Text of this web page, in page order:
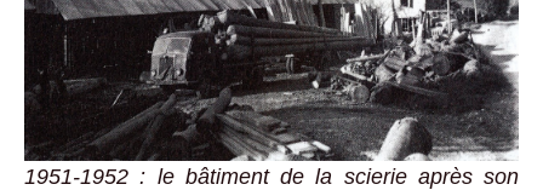
1951-1952 : le bâtiment de la scierie après son